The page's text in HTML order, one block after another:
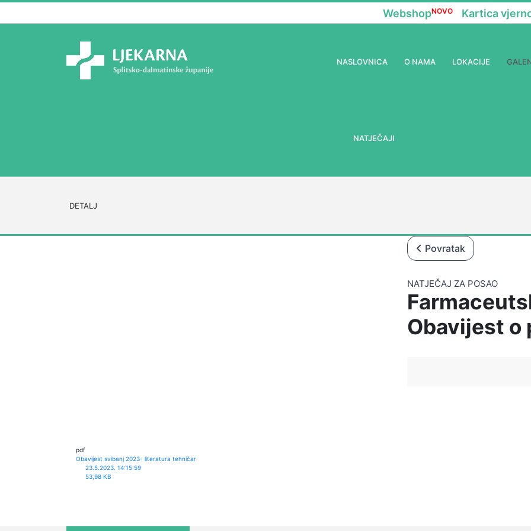
Kartica
WebshopNOVO
NASLOVNICA O NAMA LOKACIJE
NATJEČAJI
DETALJ
Povratak
NATJEČAJ ZA POSAO
Obavijest o
pdf
Obavijest svibanj 2023- literatura tehničar
23.5.2023. 14:15:59
53,98 KB